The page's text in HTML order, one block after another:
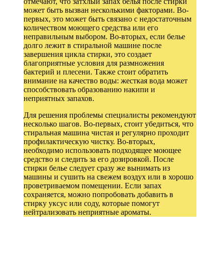
может быть вызван несколькими факторами. Во-
первых, это может быть связано с недостаточным
количеством моющего средства или его
неправильным выбором. Во-вторых, если белье
долго лежит в стиральной машине после
завершения цикла стирки, это создает
благоприятные условия для размножения
бактерий и плесени. Также стоит обратить
внимание на качество воды: жесткая вода может
способствовать образованию накипи и
неприятных запахов.
Для решения проблемы специалисты рекомендуют
несколько шагов. Во-первых, стоит убедиться, что
стиральная машина чистая и регулярно проходит
профилактическую чистку. Во-вторых,
необходимо использовать подходящее моющее
средство и следить за его дозировкой. После
стирки белье следует сразу же вынимать из
машины и сушить на свежем воздух или в хорошо
проветриваемом помещении. Если запах
сохраняется, можно попробовать добавить в
стирку уксус или соду, которые помогут
нейтрализовать неприятные ароматы.